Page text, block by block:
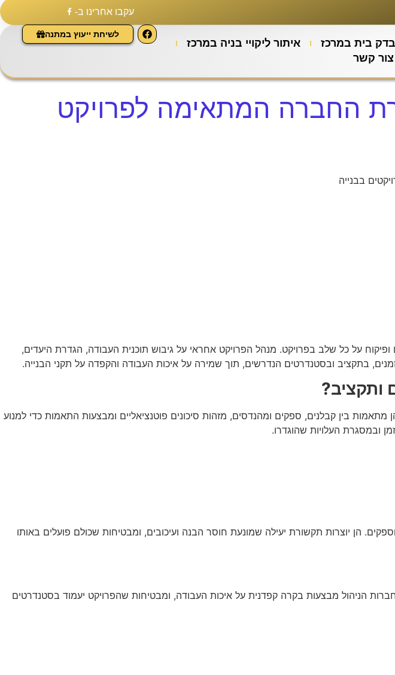
עקבו אחרינו ב-
בדק בית במרכז
איתור ליקויי בניה במרכז
צור קשר
לשיחת ייעוץ במתנה
החברה המתאימה לפרויקט
על כל שלב בפרויקט. מנהל הפרויקט אחראי על גיבוש תוכנית העבודה, הגדרת היעדים,
בתקציב ובסטנדרטים הנדרשים, תוך שמירה על איכות העבודה והקפדה על תקני הבנייה.
ותקציב?
בין קבלנים, ספקים ומהנדסים, מזהות סיכונים פוטנציאליים ומבצעות התאמות כדי למנוע
ובמסגרת העלויות שהוגדרו.
הן יוצרות תקשורת יעילה שמונעת חוסר הבנה ועיכובים, ומבטיחות שכולם פועלים באותו
חברות הניהול מבצעות בקרה קפדנית על איכות העבודה, ומבטיחות שהפרויקט יעמוד בסטנדרטים